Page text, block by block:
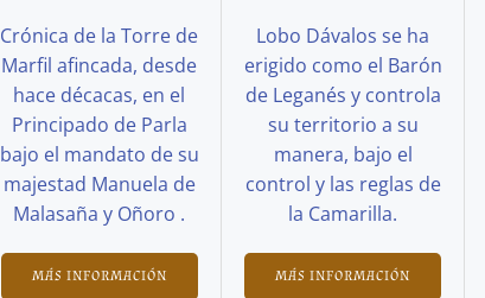
Crónica de la Torre de
Marfil afincada, desde
hace décacas, en el
Principado de Parla
bajo el mandato de su
majestad Manuela de
Malasaña y Oñoro .
MÁS INFORMACIÓN
Lobo Dávalos se ha
erigido como el Barón
de Leganés y controla
su territorio a su
manera, bajo el
control y las reglas de
la Camarilla.
MÁS INFORMACIÓN